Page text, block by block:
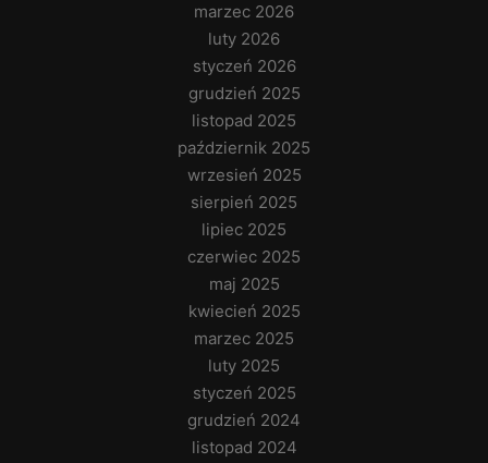
marzec 2026
luty 2026
styczeń 2026
grudzień 2025
listopad 2025
październik 2025
wrzesień 2025
sierpień 2025
lipiec 2025
czerwiec 2025
maj 2025
kwiecień 2025
marzec 2025
luty 2025
styczeń 2025
grudzień 2024
listopad 2024